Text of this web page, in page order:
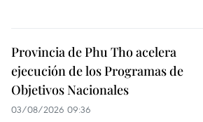
Provincia de Phu Tho acelera
ejecución de los Programas de
Objetivos Nacionales
03/08/2026 09:36